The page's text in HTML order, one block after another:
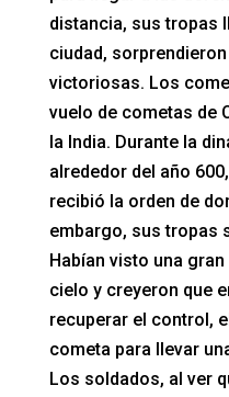
distancia, sus tropas
ciudad,
victoriosas. Los
vuelo de cometas de
la India. Durante la
alrededor del año
recibió la orden de
embargo, sus tropas
Habían visto una
cielo y creyeron que
recuperar el control,
cometa para llevar
Los soldados, al ver